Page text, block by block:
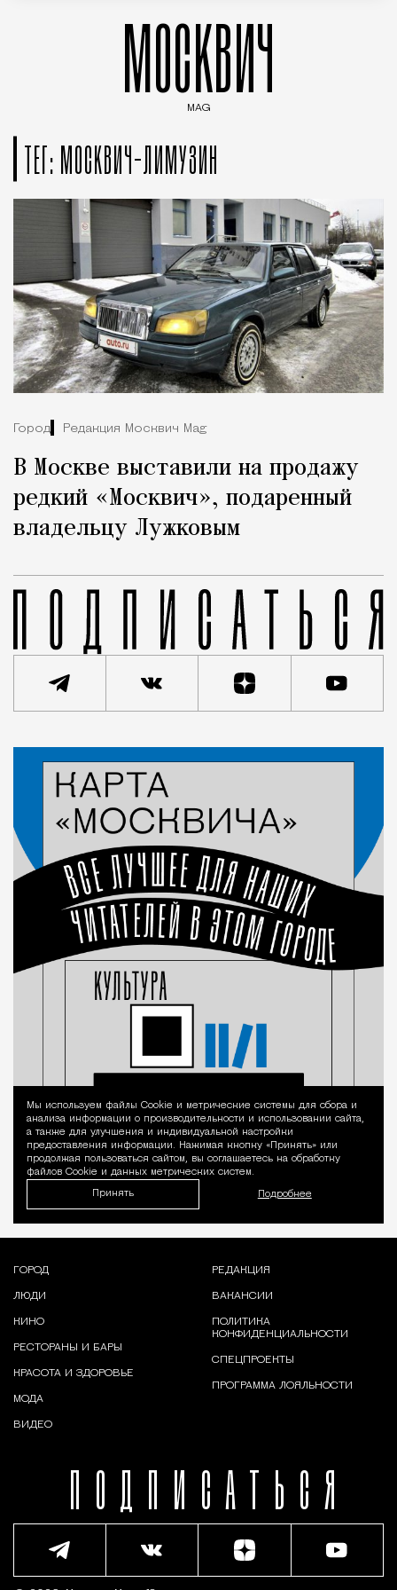
МОСКВИЧ
MAG
ТЕГ: МОСКВИЧ-ЛИМУЗИН
Город Редакция Москвич Mag
В Москве выставили на продажу
редкий «Москвич», подаренный
владельцу Лужковым
Уведомление
Мы используем файлы Сookie и метрические системы для сбора и
анализа информации о производительности и использовании сайта,
а также для улучшения и индивидуальной настройки
предоставления информации. Нажимая кнопку «Принять» или
продолжая пользоваться сайтом, вы соглашаетесь на обработку
файлов Cookie и данных метрических систем.
Принять Подробнее
ПОДПИСАТЬСЯ
ГОРОД
ЛЮДИ
КИНО
РЕСТОРАНЫ И БАРЫ
КРАСОТА И ЗДОРОВЬЕ
МОДА
ВИДЕО
РЕДАКЦИЯ
ВАКАНСИИ
ПОЛИТИКА
КОНФИДЕНЦИАЛЬНОСТИ
СПЕЦПРОЕКТЫ
ПРОГРАММА ЛОЯЛЬНОСТИ